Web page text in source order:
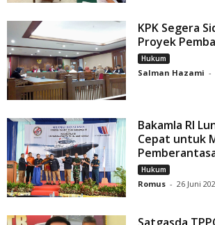
KPK Segera
Proyek
Hukum
Salman Hazami -
Bakamla RI
Cepat untuk
Hukum
Romus - 26 Juni